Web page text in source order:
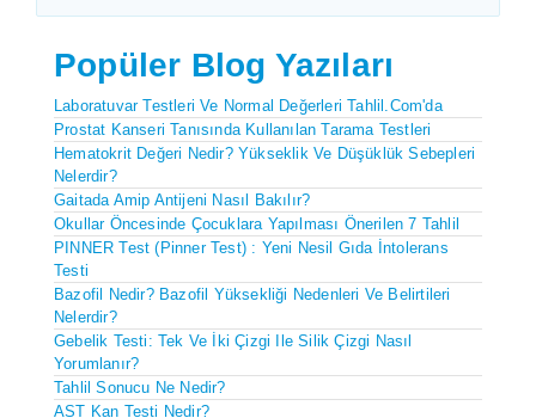
Popüler Blog Yazıları
Laboratuvar Testleri Ve Normal Değerleri Tahlil.com'da
Prostat Kanseri Tanısında Kullanılan Tarama Testleri
Hematokrit Değeri Nedir? Yükseklik Ve Düşüklük Sebepleri
Nelerdir?
Gaitada Amip Antijeni Nasıl Bakılır?
Okullar Öncesinde Çocuklara Yapılması Önerilen 7 Tahlil
PINNER Test (pinner Test) : Yeni Nesil Gıda İntolerans
Testi
Bazofil Nedir? Bazofil Yüksekliği Nedenleri Ve Belirtileri
Nelerdir?
Gebelik Testi: Tek Ve İki Çizgi Ile Silik Çizgi Nasıl
Yorumlanır?
Tahlil Sonucu Ne Nedir?
AST Kan Testi Nedir?